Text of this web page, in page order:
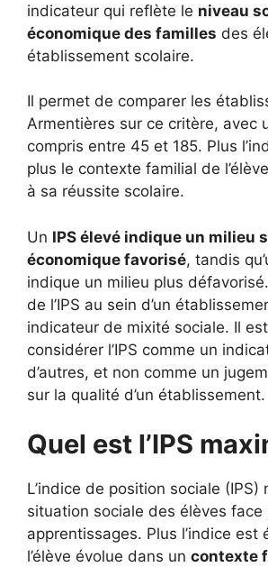
indicateur qui reflète le niveau
économique des familles des
établissement scolaire.
Il permet de comparer les
Armentières sur ce critère, avec
compris entre 45 et 185. Plus
plus le contexte familial de
à sa réussite scolaire.
Un IPS élevé indique un milieu
économique favorisé, tandis
indique un milieu plus
de l’IPS au sein d’un
indicateur de mixité sociale. Il
considérer l’IPS comme un
d’autres, et non comme un
sur la qualité d’un établissement.
Quel est l’IPS
L’indice de position sociale (IPS)
situation sociale des élèves face
apprentissages. Plus l’indice est
l’élève évolue dans un contexte